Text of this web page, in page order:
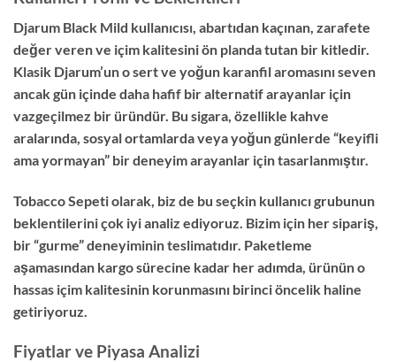
Djarum Black Mild kullanıcısı, abartıdan kaçınan, zarafete
değer veren ve içim kalitesini ön planda tutan bir kitledir.
Klasik Djarum’un o sert ve yoğun karanfil aromasını seven
ancak gün içinde daha hafif bir alternatif arayanlar için
vazgeçilmez bir üründür. Bu sigara, özellikle kahve
aralarında, sosyal ortamlarda veya yoğun günlerde “keyifli
ama yormayan” bir deneyim arayanlar için tasarlanmıştır.
Tobacco Sepeti olarak, biz de bu seçkin kullanıcı grubunun
beklentilerini çok iyi analiz ediyoruz. Bizim için her sipariş,
bir “gurme” deneyiminin teslimatıdır. Paketleme
aşamasından kargo sürecine kadar her adımda, ürünün o
hassas içim kalitesinin korunmasını birinci öncelik haline
getiriyoruz.
Fiyatlar ve Piyasa Analizi